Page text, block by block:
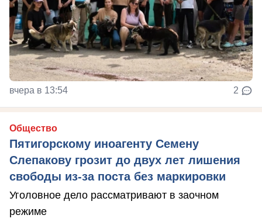
вчера в 13:54 2
Общество
Пятигорскому иноагенту Семену
Слепакову грозит до двух лет лишения
свободы из-за поста без маркировки
Уголовное дело рассматривают в заочном
режиме